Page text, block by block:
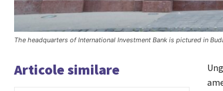
The headquarters of International Investment Bank is pictured in
Articole similare